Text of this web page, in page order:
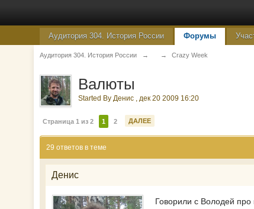
Аудитория 304. История России Форумы
Аудитория 304. История России → → Crazy Week
Валюты
Started ByДенис ,дек 20 2009 16:20
Страница 1 из 2 1 2 ДАЛЕЕ
29 ответов в теме
Денис
Говорили с Володей про